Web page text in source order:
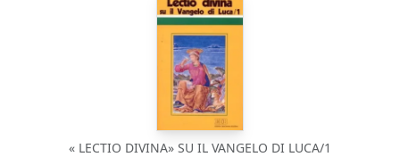
« LECTIO DIVINA» SU IL VANGELO DI LUCA/1